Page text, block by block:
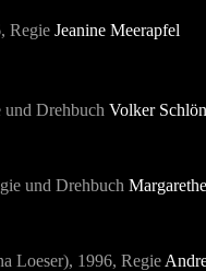
Regie Jeanine Meerapfel
Drehbuch Volker
und Drehbuch
Loeser), 1996, Regie